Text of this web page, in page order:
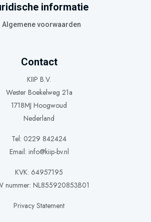
informatie
Algemene voorwaarden
Contact
KIIP B.V.
Wester Boekelweg 21a
1718MJ Hoogwoud
Nederland
Tel: 0229 842424
Email: info@kiip-bv.nl
KVK: 64957195
nummer: NL855920853B01
Privacy Statement